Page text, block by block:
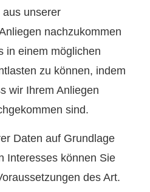
unserer
nachzukommen
in einem möglichen
zu können, indem
wir Ihrem Anliegen
sind.
Daten auf Grundlage
Interesses können Sie
des Art.